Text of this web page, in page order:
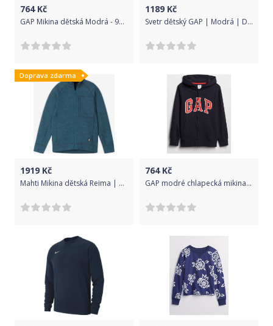
764Kč
GAP Mikina dětská Modrá - 98-110
1189 Kč
Svetr dětský GAP | Modrá | Dívčí | S
Doprava zdarma
1919 Kč
Mahti Mikina dětská Reima | Modrá | Chlapecké | 134
764Kč
GAP modré chlapecká mikina - S